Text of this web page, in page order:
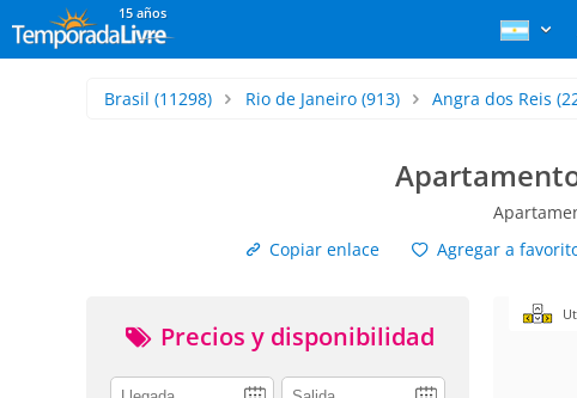
15 años
Brasil (11298) Rio de Janeiro(913) Angra dos Reis
Copiar enlace
Agregar a
Precios y disponibilidad